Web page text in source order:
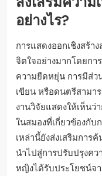
อย่างไร?
การแสดงออกเชิงสร้า
จิตใจอย่างมากโดยกา
ความยืดหยุ่น การมีส่ว
เขียน หรือดนตรีสามา
งานวิจัยแสดงให้เห็นว่
ในสมองที่เกี่ยวข้องกั
เหล่านี้ยังส่งเสริมการ
นำไปสู่การปรับปรุงคว
หญิงได้รับประโยชน์จา